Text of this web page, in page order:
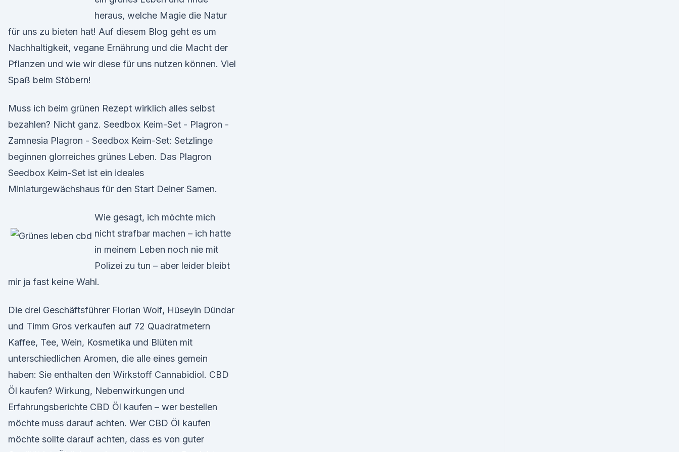
heraus, welche Magie die Natur
für uns zu bieten hat! Auf diesem Blog geht es um
Nachhaltigkeit, vegane Ernährung und die Macht der
Pflanzen und wie wir diese für uns nutzen können. Viel
Spaß beim Stöbern!
Muss ich beim grünen Rezept wirklich alles selbst
bezahlen? Nicht ganz. Seedbox Keim-Set - Plagron -
Zamnesia Plagron - Seedbox Keim-Set: Setzlinge
beginnen glorreiches grünes Leben. Das Plagron
Seedbox Keim-Set ist ein ideales
Miniaturgewächshaus für den Start Deiner Samen.
Wie gesagt, ich möchte mich
nicht strafbar machen – ich hatte
in meinem Leben noch nie mit
Polizei zu tun – aber leider bleibt
mir ja fast keine Wahl.
Die drei Geschäftsführer Florian Wolf, Hüseyin Dündar
und Timm Gros verkaufen auf 72 Quadratmetern
Kaffee, Tee, Wein, Kosmetika und Blüten mit
unterschiedlichen Aromen, die alle eines gemein
haben: Sie enthalten den Wirkstoff Cannabidiol. CBD
Öl kaufen? Wirkung, Nebenwirkungen und
Erfahrungsberichte CBD Öl kaufen – wer bestellen
möchte muss darauf achten. Wer CBD Öl kaufen
möchte sollte darauf achten, dass es von guter